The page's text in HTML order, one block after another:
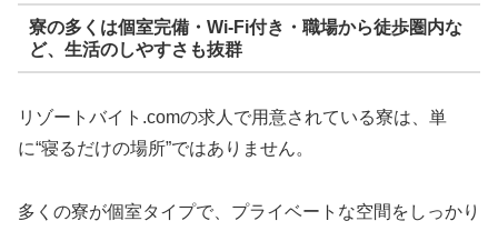
寮の多くは個室完備・Wi-Fi付き・職場から徒歩圏内な
ど、生活のしやすさも抜群
リゾートバイト.comの求人で用意されている寮は、単
に“寝るだけの場所”ではありません。
多くの寮が個室タイプで、プライベートな空間をしっかり